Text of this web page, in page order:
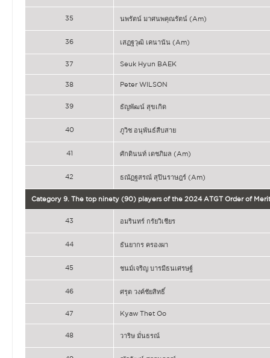
35 นพรัตน์ มาศนพคุณรัตน์ (Am)
36 เสฏฐวุฒิ เคนานัน (Am)
37 Seuk Hyun BAEK
38 Peter WILSON
39 ธัญพัฒน์ สุขเกิด
40 ภูวิช อนุพันธ์สืบสาย
41 ศักดินนท์ เดชภิมล (Am)
42 ธณัฏฐสรณ์ สุปินราษฎร์ (Am)
Category 9. The top ninety (90) players of the 2024 ATGT Order of
43 อมรินทร์ กรัยวิเชียร
44 ธันยากร ครองผา
45 ชนม์เจริญ บารมีธนเศรษฐ์
46 ศรุต วงค์ชัยสิทธิ์
47 Kyaw Thet Oo
48 วาริษ มั่นธรณ์